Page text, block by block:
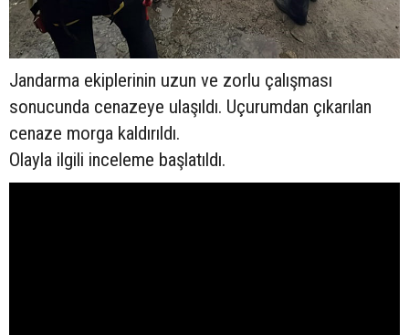
Jandarma ekiplerinin uzun ve zorlu çalışması
sonucunda cenazeye ulaşıldı. Uçurumdan çıkarılan
cenaze morga kaldırıldı.
Olayla ilgili inceleme başlatıldı.